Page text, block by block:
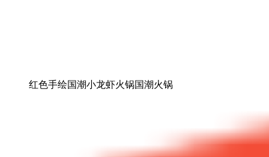
红色手绘国潮小龙虾火锅国潮火锅